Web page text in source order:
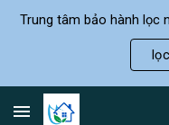
Trung tâm bảo hành lọc